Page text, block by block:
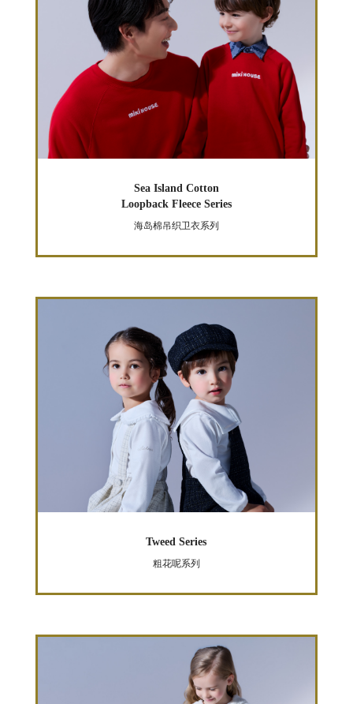
Sea Island Cotton
Loopback Fleece Series
海岛棉吊织卫衣系列
Tweed Series
粗花呢系列